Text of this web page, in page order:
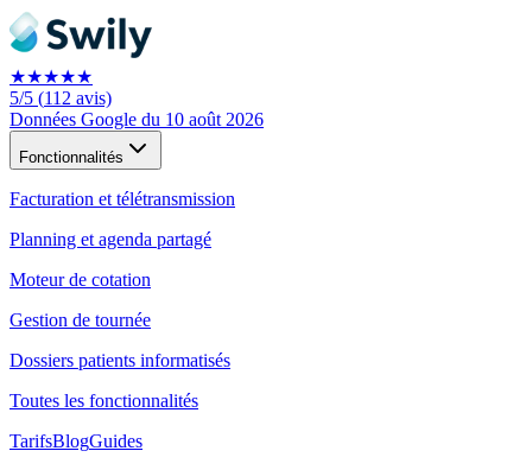
★★★★★
5/5 (112 avis)
Données Google du 10 août 2026
Fonctionnalités
Facturation et télétransmission
Planning et agenda partagé
Moteur de cotation
Gestion de tournée
Dossiers patients informatisés
Toutes les fonctionnalités
TarifsBlogGuides